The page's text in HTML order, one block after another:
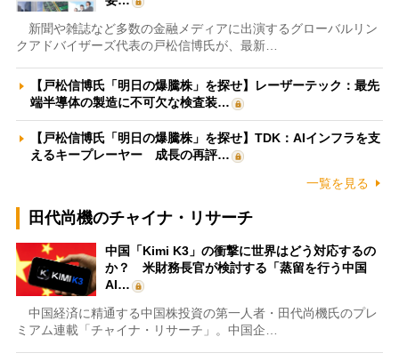
新聞や雑誌など多数の金融メディアに出演するグローバルリン
クアドバイザーズ代表の戸松信博氏が、最新…
【戸松信博氏「明日の爆騰株」を探せ】レーザーテック：最先
端半導体の製造に不可欠な検査装…
【戸松信博氏「明日の爆騰株」を探せ】TDK：AIインフラを支
えるキープレーヤー 成長の再評…
一覧を見る
田代尚機のチャイナ・リサーチ
中国「Kimi K3」の衝撃に世界はどう対応するの
か？ 米財務長官が検討する「蒸留を行う中国
AI…
中国経済に精通する中国株投資の第一人者・田代尚機氏のプレ
ミアム連載「チャイナ・リサーチ」。中国企…